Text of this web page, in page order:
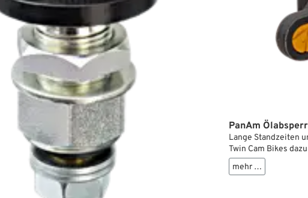
PanAm
Lange Standzeiten
Twin Cam Bikes
läuft und dieses
Sauerei ergeben
mehr …